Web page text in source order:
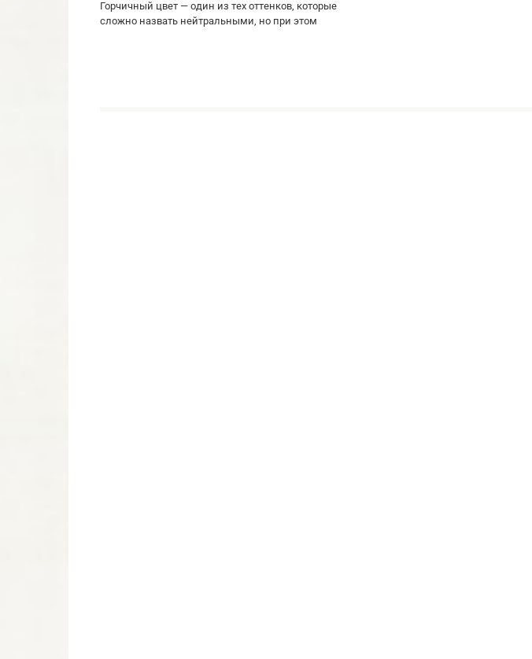
Горчичный цвет — один из тех оттенков, которые
сложно назвать нейтральными, но при этом